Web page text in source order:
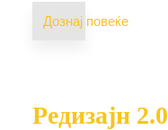
Дознај повеќе
Редизајн 2.0